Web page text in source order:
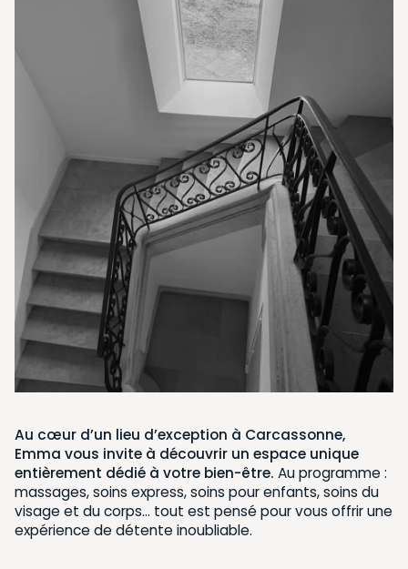
Au cœur d’un lieu d’exception à Carcassonne,
Emma vous invite à découvrir un espace unique
entièrement dédié à votre bien-être. Au programme :
massages, soins express, soins pour enfants, soins du
visage et du corps… tout est pensé pour vous offrir une
expérience de détente inoubliable.